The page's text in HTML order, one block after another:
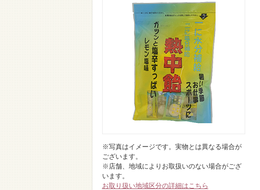
※写真はイメージです。実物とは異なる場合が
ございます。
※店舗、地域によりお取扱いのない場合がござ
います。
お取り扱い地域区分の詳細はこちら